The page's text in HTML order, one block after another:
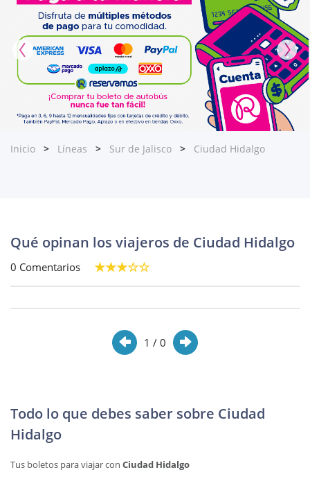
Inicio Líneas Sur de Jalisco Ciudad Hidalgo
Qué opinan los viajeros de Ciudad Hidalgo
0 Comentarios
1 / 0
Todo lo que debes saber sobre Ciudad
Hidalgo
Tus boletos para viajar con Ciudad Hidalgo